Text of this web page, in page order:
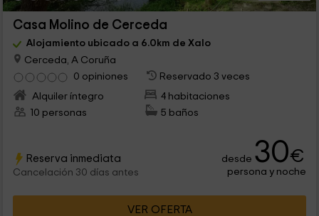
Casa Molino de Cerceda
Alojamiento ubicado a 6.0km de Xalo
Cerceda, A Coruña
0 opiniones
Reservado 3 veces
Alquiler íntegro
4 habitaciones
10 personas
5 baños
Reserva inmediata
Cancelación 30 días antes
desde 30€
persona y noche
VER OFERTA